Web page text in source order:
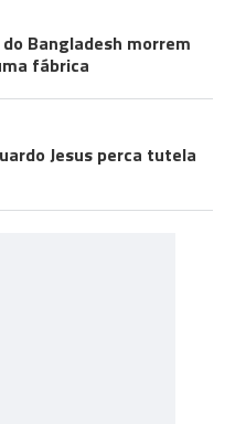
Bangladesh morrem
fábrica
Jesus perca tutela